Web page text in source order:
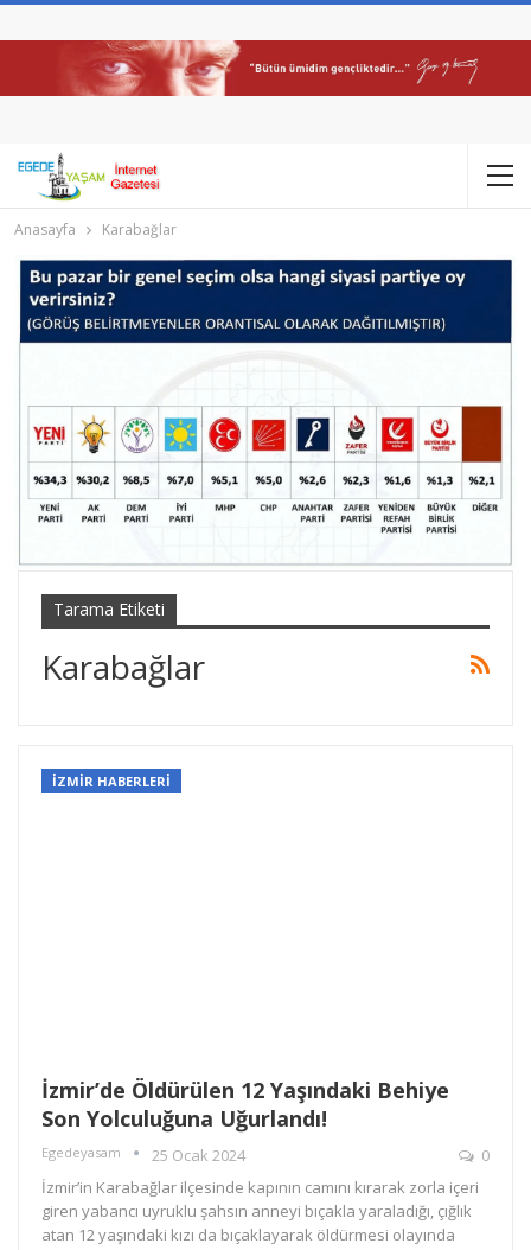
Anasayfa Karabağlar
Tarama Etiketi
Karabağlar
İZMİR HABERLERİ
İzmir’de Öldürülen 12 Yaşındaki Behiye
Son Yolculuğuna Uğurlandı!
Egedeyasam 25 Ocak 2024
0
İzmir’in Karabağlar ilçesinde kapının camını kırarak zorla içeri
giren yabancı uyruklu şahsın anneyi bıçakla yaraladığı, çığlık
atan 12 yaşındaki kızı da bıçaklayarak öldürmesi olayında